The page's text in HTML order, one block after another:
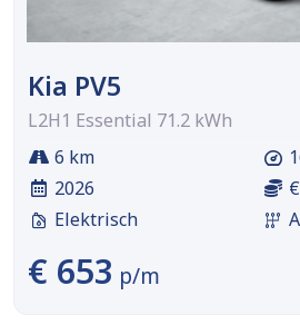
Kia PV5
L2H1 Essential 71.2 kWh
6 km
2026
Elektrisch
€ 653 p/m